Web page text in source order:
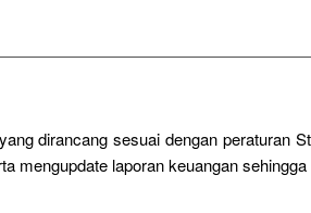
dirancang sesuai dengan peraturan
laporan keuangan